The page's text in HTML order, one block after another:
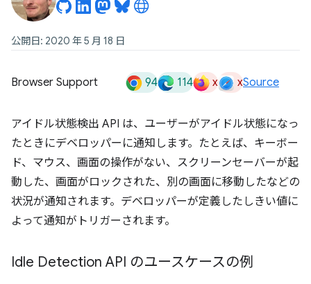
公開日: 2020 年 5 月 18 日
Browser Support 94 114 x xSource
アイドル状態検出 API は、ユーザーがアイドル状態になっ
たときにデベロッパーに通知します。たとえば、キーボー
ド、マウス、画面の操作がない、スクリーンセーバーが起
動した、画面がロックされた、別の画面に移動したなどの
状況が通知されます。デベロッパーが定義したしきい値に
よって通知がトリガーされます。
Idle Detection API のユースケースの例